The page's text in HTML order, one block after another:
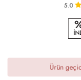
5.0
Ürün